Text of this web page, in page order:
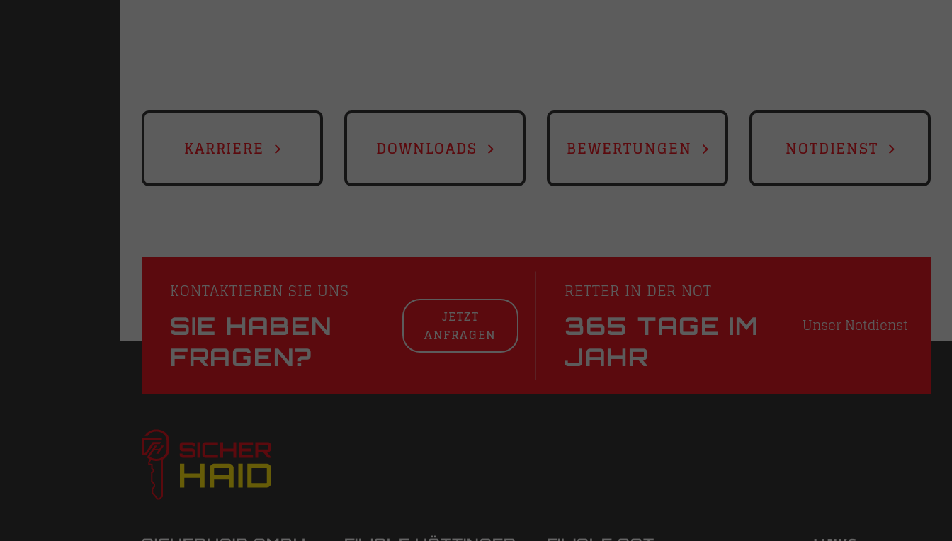
KARRIERE DOWNLOADS BEWERTUNGEN NOTDIENST
KONTAKTIEREN SIE UNS
SIE HABEN
FRAGEN?
JETZT
ANFRAGEN
RETTER IN DER NOT
365 TAGE IM
JAHR
Unser Notdienst